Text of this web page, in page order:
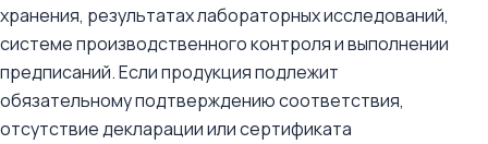
хранения, результатах лабораторных исследований,
системе производственного контроля и выполнении
предписаний. Если продукция подлежит
обязательному подтверждению соответствия,
отсутствие декларации или сертификата